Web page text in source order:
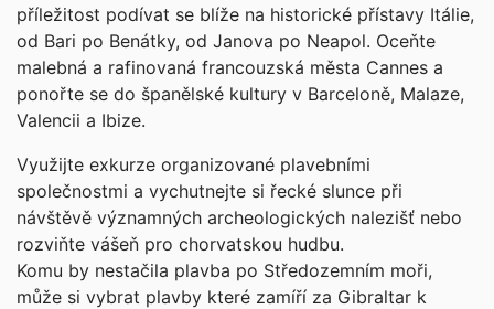
příležitost podívat se blíže na historické přístavy Itálie,
od Bari po Benátky, od Janova po Neapol. Oceňte
malebná a rafinovaná francouzská města Cannes a
ponořte se do španělské kultury v Barceloně, Malaze,
Valencii a Ibize.
Využijte exkurze organizované plavebními
společnostmi a vychutnejte si řecké slunce při
návštěvě významných archeologických nalezišť nebo
rozviňte vášeň pro chorvatskou hudbu.
Komu by nestačila plavba po Středozemním moři,
může si vybrat plavby které zamíří za Gibraltar k